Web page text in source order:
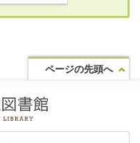
ページの先頭へ